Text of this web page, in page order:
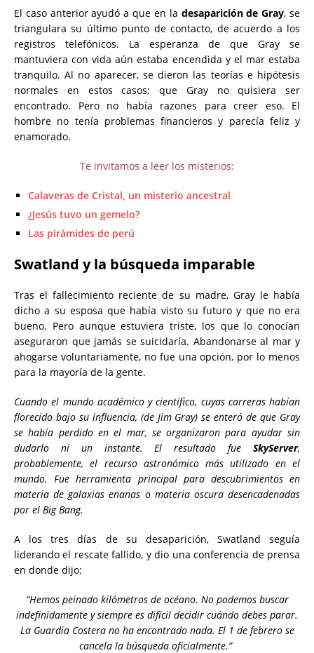
El caso anterior ayudó a que en la desaparición de Gray, se
triangulara su último punto de contacto, de acuerdo a los
registros telefónicos. La esperanza de que Gray se
mantuviera con vida aún estaba encendida y el mar estaba
tranquilo. Al no aparecer, se dieron las teorías e hipótesis
normales en estos casos; que Gray no quisiera ser
encontrado. Pero no había razones para creer eso. El
hombre no tenía problemas financieros y parecía feliz y
enamorado.
Te invitamos a leer los misterios:
Calaveras de Cristal, un misterio ancestral
¿Jesús tuvo un gemelo?
Las pirámides de perú
Swatland y la búsqueda imparable
Tras el fallecimiento reciente de su madre, Gray le había
dicho a su esposa que había visto su futuro y que no era
bueno. Pero aunque estuviera triste, los que lo conocían
aseguraron que jamás se suicidaría. Abandonarse al mar y
ahogarse voluntariamente, no fue una opción, por lo menos
para la mayoría de la gente.
Cuando el mundo académico y científico, cuyas carreras habían
florecido bajo su influencia, (de Jim Gray) se enteró de que Gray
se había perdido en el mar, se organizaron para ayudar sin
dudarlo ni un instante. El resultado fue SkyServer,
probablemente, el recurso astronómico más utilizado en el
mundo. Fue herramienta principal para descubrimientos en
materia de galaxias enanas o materia oscura desencadenadas
por el Big Bang.
A los tres días de su desaparición, Swatland seguía
liderando el rescate fallido, y dio una conferencia de prensa
en donde dijo:
“Hemos peinado kilómetros de océano. No podemos buscar
indefinidamente y siempre es difícil decidir cuándo debes parar.
La Guardia Costera no ha encontrado nada. El 1 de febrero se
cancela la búsqueda oficialmente.”